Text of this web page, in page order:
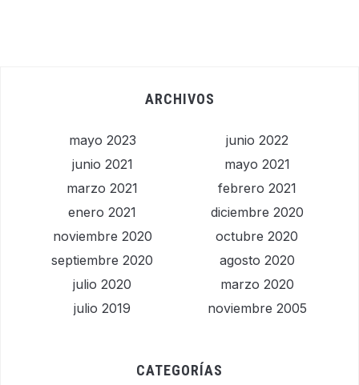
ARCHIVOS
mayo 2023
junio 2022
junio 2021
mayo 2021
marzo 2021
febrero 2021
enero 2021
diciembre 2020
noviembre 2020
octubre 2020
septiembre 2020
agosto 2020
julio 2020
marzo 2020
julio 2019
noviembre 2005
CATEGORÍAS